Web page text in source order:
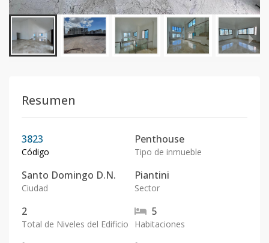
Resumen
3823
Código
Penthouse
Tipo de inmueble
Santo Domingo D.N.
Ciudad
Piantini
Sector
2
Total de Niveles del Edificio
5
Habitaciones